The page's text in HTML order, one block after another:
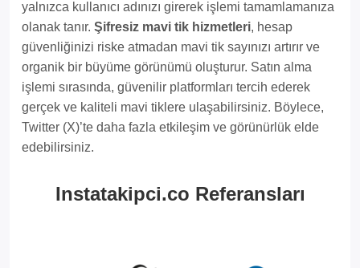
yalnızca kullanıcı adınızı girerek işlemi tamamlamanıza
olanak tanır. Şifresiz mavi tik hizmetleri, hesap
güvenliğinizi riske atmadan mavi tik sayınızı artırır ve
organik bir büyüme görünümü oluşturur. Satın alma
işlemi sırasında, güvenilir platformları tercih ederek
gerçek ve kaliteli mavi tiklere ulaşabilirsiniz. Böylece,
Twitter (X)’te daha fazla etkileşim ve görünürlük elde
edebilirsiniz.
Instatakipci.co Referansları